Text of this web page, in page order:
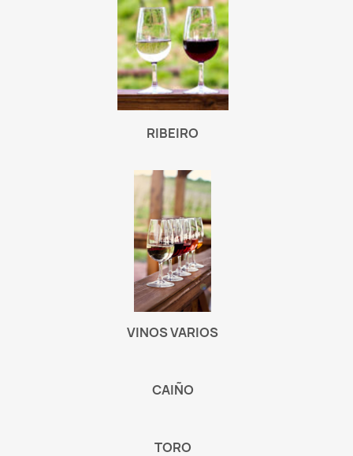
RIBEIRO
VINOS VARIOS
CAIÑO
TORO